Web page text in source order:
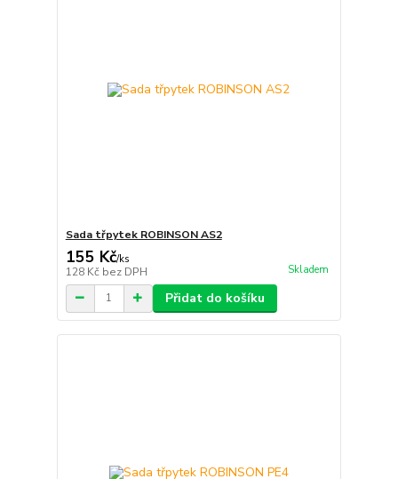
Sada třpytek ROBINSON AS2
155 Kč/ks
128 Kč bez DPH Skladem
Přidat do košíku